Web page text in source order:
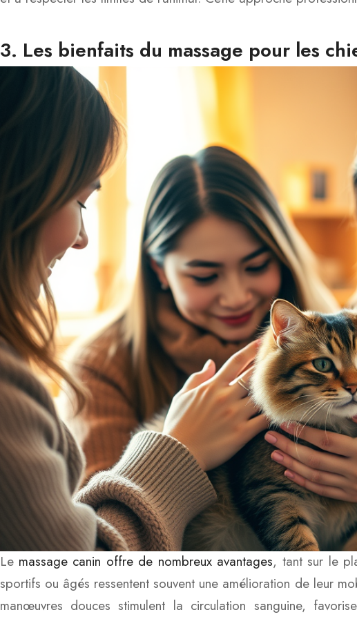
3. Les bienfaits du massage pour les
Le massage canin offre de nombreux avantages, tant sur le
sportifs ou âgés ressentent souvent une amélioration de leur
manœuvres douces stimulent la circulation sanguine,